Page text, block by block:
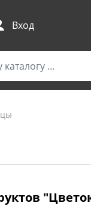
Вход